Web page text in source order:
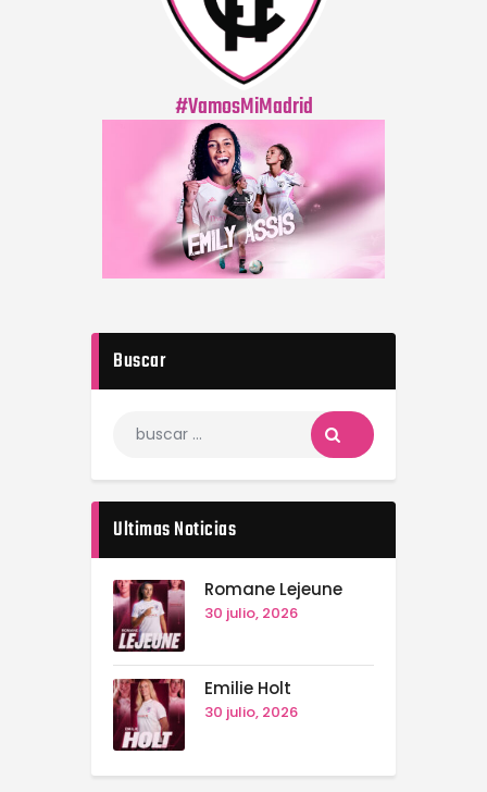
#VamosMiMadrid
Buscar
Ultimas Noticias
Romane Lejeune
30 julio, 2026
Emilie Holt
30 julio, 2026